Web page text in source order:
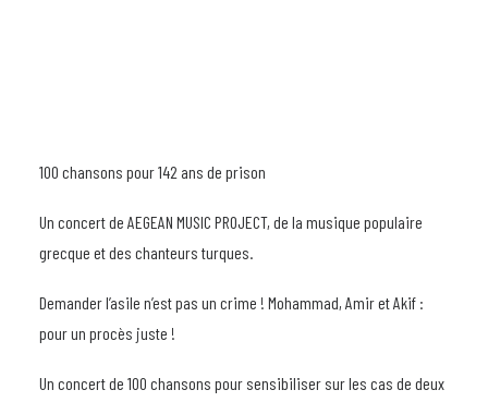
100 chansons pour 142 ans de prison
Un concert de AEGEAN MUSIC PROJECT, de la musique populaire
grecque et des chanteurs turques.
Demander l’asile n’est pas un crime ! Mohammad, Amir et Akif :
pour un procès juste !
Un concert de 100 chansons pour sensibiliser sur les cas de deux